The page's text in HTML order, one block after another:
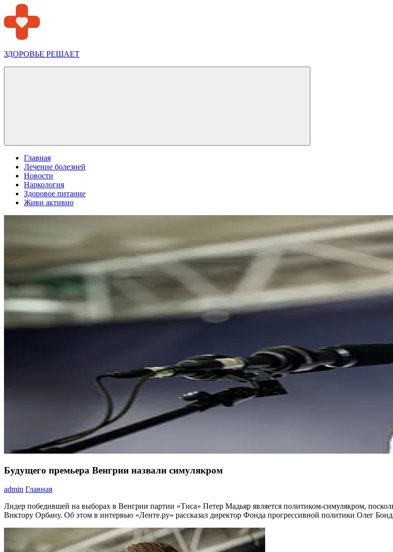
Перейти
к
содержимому
ЗДОРОВЬЕ РЕШАЕТ
Меню
Главная
Лечение болезней
Новости
Наркология
Здоровое питание
Живи активно
Будущего премьера Венгрии назвали симулякром
admin Главная
Лидер победившей на выборах в Венгрии партии «Тиса» Петер Мадьяр является политиком-симулякром,
Виктору Орбану. Об этом в интервью «Ленте.ру» рассказал директор Фонда прогрессивной политики Олег